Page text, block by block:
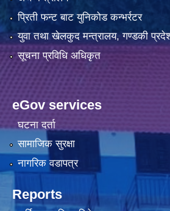
प्रिती फन्ट बाट युनिकोड कन्भर्रटर
युवा तथा खेलकुद मन्त्रालय, गण्डकी
सूचना प्रविधि अधिकृत
eGov services
घटना दर्ता
सामाजिक सुरक्षा
नागरिक वडापत्र
Reports